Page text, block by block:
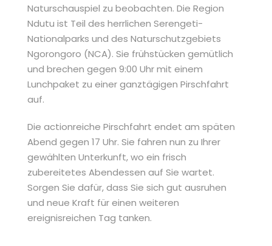
Naturschauspiel zu beobachten. Die Region
Ndutu ist Teil des herrlichen Serengeti-
Nationalparks und des Naturschutzgebiets
Ngorongoro (NCA). Sie frühstücken gemütlich
und brechen gegen 9:00 Uhr mit einem
Lunchpaket zu einer ganztägigen Pirschfahrt
auf.
Die actionreiche Pirschfahrt endet am späten
Abend gegen 17 Uhr. Sie fahren nun zu Ihrer
gewählten Unterkunft, wo ein frisch
zubereitetes Abendessen auf Sie wartet.
Sorgen Sie dafür, dass Sie sich gut ausruhen
und neue Kraft für einen weiteren
ereignisreichen Tag tanken.